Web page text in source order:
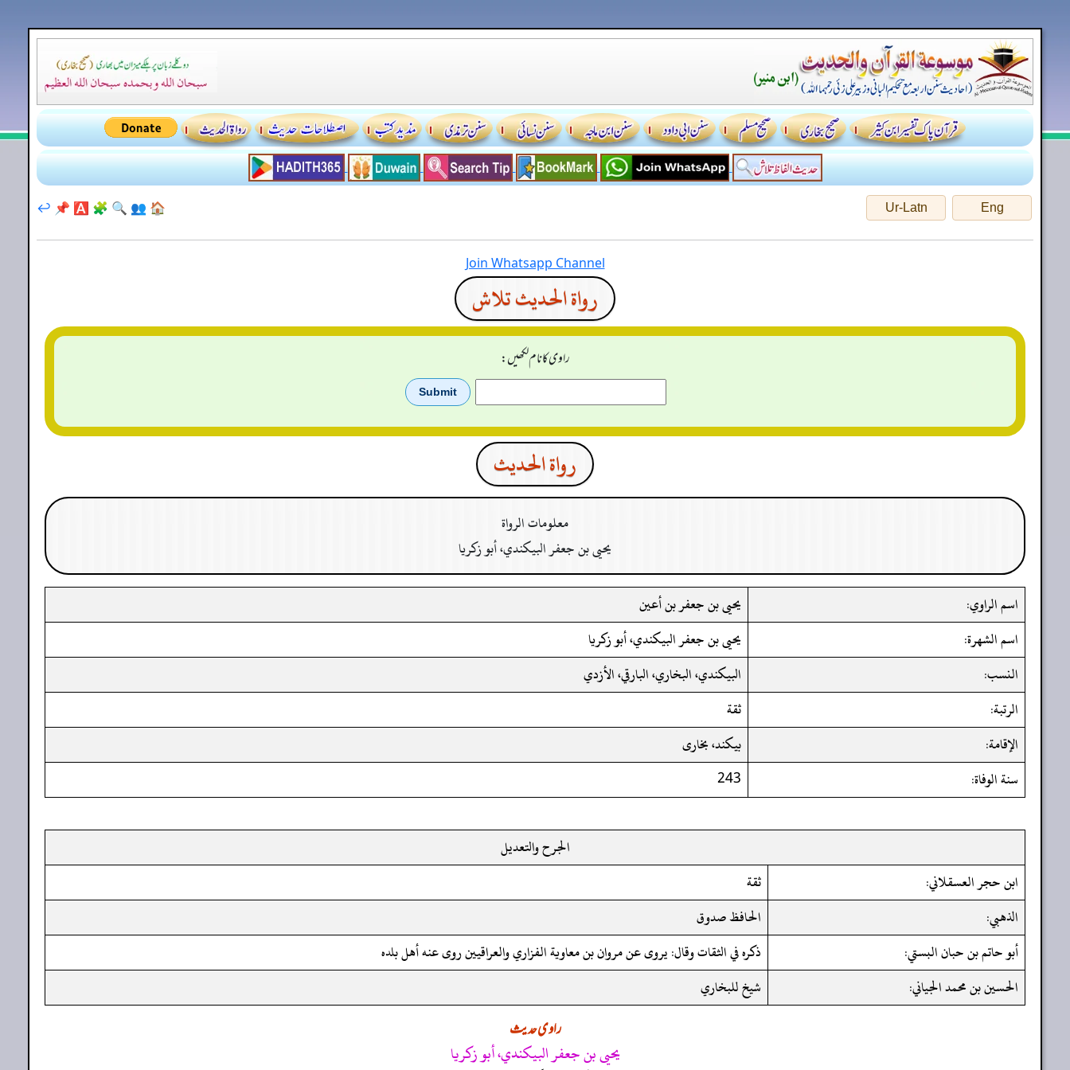
Eng
Ur-Latn
🏠
👥
🔍
🧩
🅰️
📌
↩️
Join Whatsapp Channel
رواة الحديث تلاش
راوی کا نام لکھیں:
رواة الحدیث
معلومات الرواة
يحيى بن جعفر البيكندي، أبو زكريا
اسم الراوي:
يحيى بن جعفر بن أعين
اسم الشهرة:
يحيى بن جعفر البيكندي، أبو زكريا
النسب:
البيكندي، البخاري، البارقي، الأزدي
الرتبة:
ثقة
الإقامة:
بيكند، بخارى
سنة الوفاة:
243
الجرح والتعديل
ابن حجر العسقلاني:
ثقة
الذهبي:
الحافظ صدوق
أبو حاتم بن حبان البستي:
ذكره في الثقات وقال: يروى عن مروان بن معاوية الفزاري والعراقيين روى عنه أهل بلده
الحسين بن محمد الجياني:
شيخ للبخاري
راوی حدیث
يحيى بن جعفر البيكندي، أبو زكريا